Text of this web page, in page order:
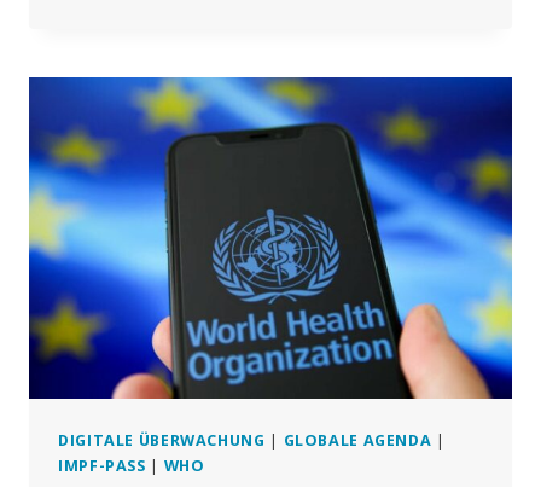
DIE
WHO
STARTEN
INITIATIVE
DIGITALEN
SKLAVEREI,
UM
DIE
GLOBALE
TECHNOKRATISCHE
ZU
ZENTRALISIEREN
DIGITALE ÜBERWACHUNG | GLOBALE AGENDA |
IMPF-PASS | WHO